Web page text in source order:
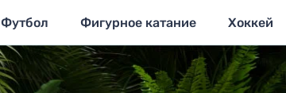
Футбол Фигурное катание Хоккей